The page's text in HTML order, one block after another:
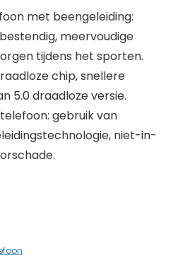
met beengeleiding:
meervoudige
tijdens het sporten.
chip, snellere
5.0 draadloze versie.
gebruik van
niet-in-